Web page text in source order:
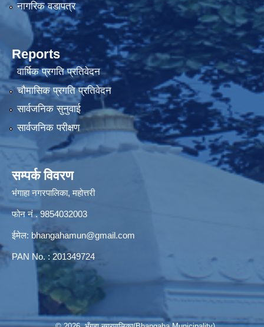
नागरिक वडापत्र
Reports
वार्षिक प्रगति प्रतिवेदन
चौमासिक प्रगति प्रतिवेदन
सार्वजनिक सुनुवाई
सार्वजनिक परीक्षण
सम्पर्क विवरण
भंगाहा नगरपालिका, महोत्तरी
फोन नं . 9854032003
ईमेल: bhangahamun@gmail.com
PAN No. : 201349724